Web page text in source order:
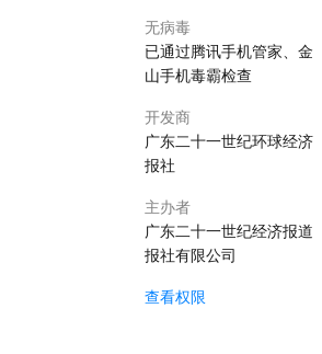
无病毒
已通过腾讯手机管家、金
山手机毒霸检查
开发商
广东二十一世纪环球经济
报社
主办者
广东二十一世纪经济报道
报社有限公司
查看权限